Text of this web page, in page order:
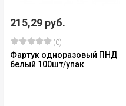
215,29 руб.
(0)
Фартук одноразовый ПНД
белый 100шт/упак